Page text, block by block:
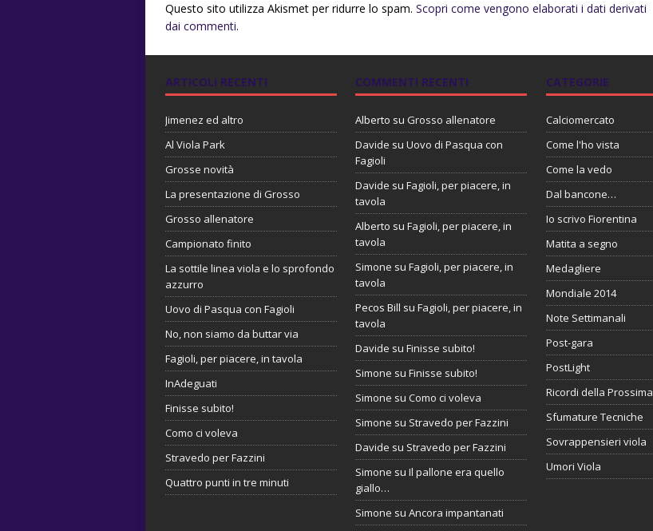
Questo sito utilizza Akismet per ridurre lo spam. Scopri come vengono elaborati i dati derivati
dai commenti.
ARTICOLI RECENTI
Jimenez ed altro
Al Viola Park
Grosse novità
La presentazione di Grosso
Grosso allenatore
Campionato finito
La sottile linea viola e lo sprofondo
azzurro
Uovo di Pasqua con Fagioli
No, non siamo da buttar via
Fagioli, per piacere, in tavola
InAdeguati
Finisse subito!
Como ci voleva
Stravedo per Fazzini
Quattro punti in tre minuti
COMMENTI RECENTI
Alberto su Grosso allenatore
Davide suUovo di Pasqua con
Fagioli
Davide suFagioli, per piacere, in
tavola
Alberto suFagioli, per piacere, in
tavola
Simone suFagioli, per piacere, in
tavola
Pecos Bill suFagioli, per piacere, in
tavola
Davide suFinisse subito!
Simone suFinisse subito!
Simone suComo ci voleva
Simone su Stravedo per Fazzini
Davide su Stravedo per Fazzini
Simone suIl pallone era quello
giallo…
Simone suAncora impantanati
CATEGORIE
Calciomercato
Come l'ho vista
Come la vedo
Dal bancone…
Io scrivo Fiorentina
Matita a segno
Medagliere
Mondiale 2014
Note Settimanali
Post-gara
PostLight
Ricordi della Prossima
Sfumature Tecniche
Sovrappensieri viola
Umori Viola